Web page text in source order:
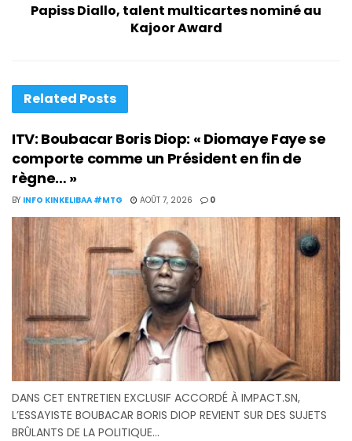
Papiss Diallo, talent multicartes nominé au
Kajoor Award
Related Posts
ITV: Boubacar Boris Diop: « Diomaye Faye se
comporte comme un Président en fin de
règne… »
BY INFO KINKELIBAA #MTG AOÛT 7, 2026 0
DANS CET ENTRETIEN EXCLUSIF ACCORDÉ À IMPACT.SN,
L’ESSAYISTE BOUBACAR BORIS DIOP REVIENT SUR DES SUJETS
BRÛLANTS DE LA POLITIQUE...